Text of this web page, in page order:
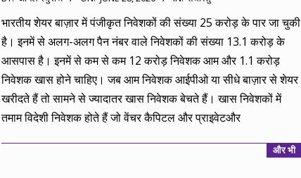
28
भारतीय शेयर बाज़ार में पंजीकृत निवेशकों की संख्या 25 करोड़ के पार जा चुकी
है। इनमें से अलग-अलग पैन नंबर वाले निवेशकों की संख्या 13.1 करोड़ के
आसपास है। इनमें से कम से कम 12 करोड़ निवेशक आम और 1.1 करोड़
निवेशक खास होने चाहिए। जब आम निवेशक आईपीओ या सीधे बाज़ार से शेयर
खरीदते हैं तो सामने से ज्यादातर खास निवेशक बेचते हैं। खास निवेशकों में
तमाम विदेशी निवेशक होते हैं जो वेंचर कैपिटल और प्राइवेटऔर
और भी